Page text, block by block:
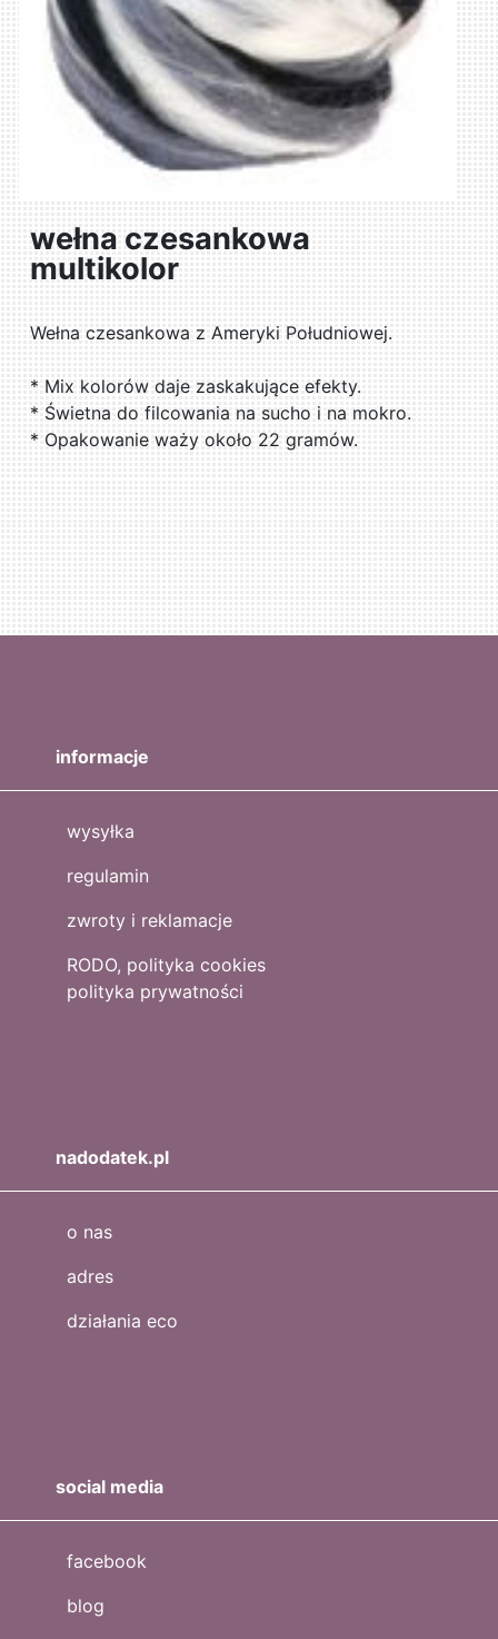
wełna czesankowa
multikolor
Wełna czesankowa z Ameryki Południowej.
* Mix kolorów daje zaskakujące efekty.
* Świetna do filcowania na sucho i na mokro.
* Opakowanie waży około 22 gramów.
informacje
wysyłka
regulamin
zwroty i reklamacje
RODO, polityka cookies
polityka prywatności
nadodatek.pl
o nas
adres
działania eco
social media
facebook
blog